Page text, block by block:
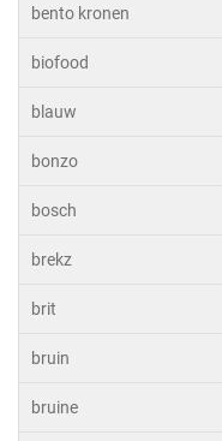
bento kronen
biofood
blauw
bonzo
bosch
brekz
brit
bruin
bruine